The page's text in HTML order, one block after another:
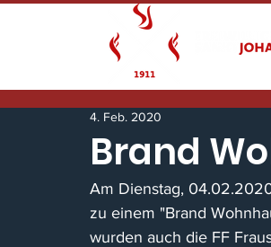
Brand
4. Feb. 2020
Am Dienstag,
zu einem "Brand
wurden auch die FF